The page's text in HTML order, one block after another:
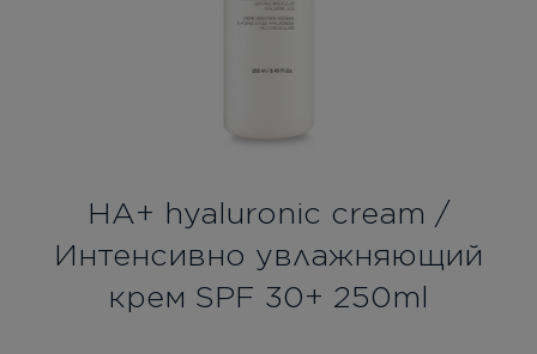
НА+ hyaluronic cream /
Интенсивно увлажняющий
крем SPF 30+ 250ml